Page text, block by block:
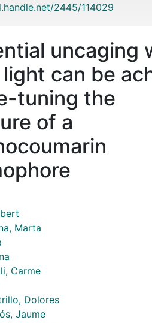
2445/114029
uncaging
can be
tuning the
of a
Marta
Carme
Dolores
Jaume